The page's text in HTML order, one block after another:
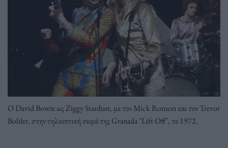
O David Bowie ως Ziggy Stardust, με τον Mick Ronson και τον Trevor
Bolder, στην τηλεοπτική σειρά της Granada "Lift Off", το 1972.